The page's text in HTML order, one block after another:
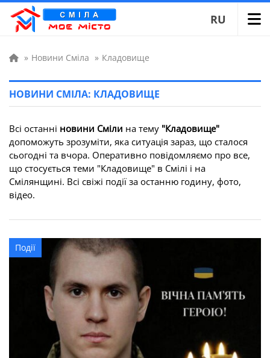
RU
» Новини Сміла » Кладовище
НОВИНИ СМІЛА: КЛАДОВИЩЕ
Всі останні новини Сміли на тему "Кладовище"
допоможуть зрозуміти, яка ситуація зараз, що сталося
сьогодні та вчора. Оперативно повідомляємо про все,
що стосується теми "Кладовище" в Смілі і на
Смілянщині. Всі свіжі події за останню годину, фото,
відео.
Події